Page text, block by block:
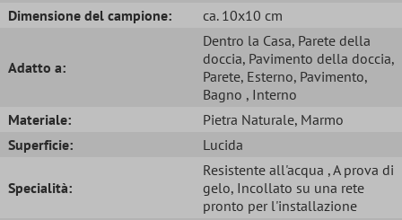
Dimensione del campione:
ca. 10x10 cm
Adatto a:
Dentro la Casa, Parete della
doccia, Pavimento della doccia,
Parete, Esterno, Pavimento,
Bagno , Interno
Materiale:
Pietra Naturale, Marmo
Superficie:
Lucida
Specialità:
Resistente all'acqua , A prova di
gelo, Incollato su una rete
pronto per l'installazione